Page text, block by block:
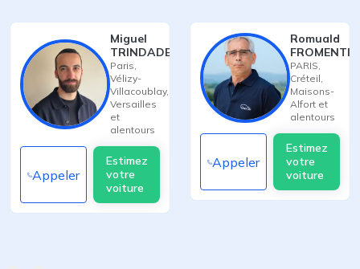
Miguel
TRINDADE
Paris,
Vélizy-
Villacoublay,
Versailles
et
alentours
Appeler
Estimez
votre
voiture
Romuald
FROMENTIN
PARIS,
Créteil,
Maisons-
Alfort et
alentours
Appeler
Estimez
votre
voiture